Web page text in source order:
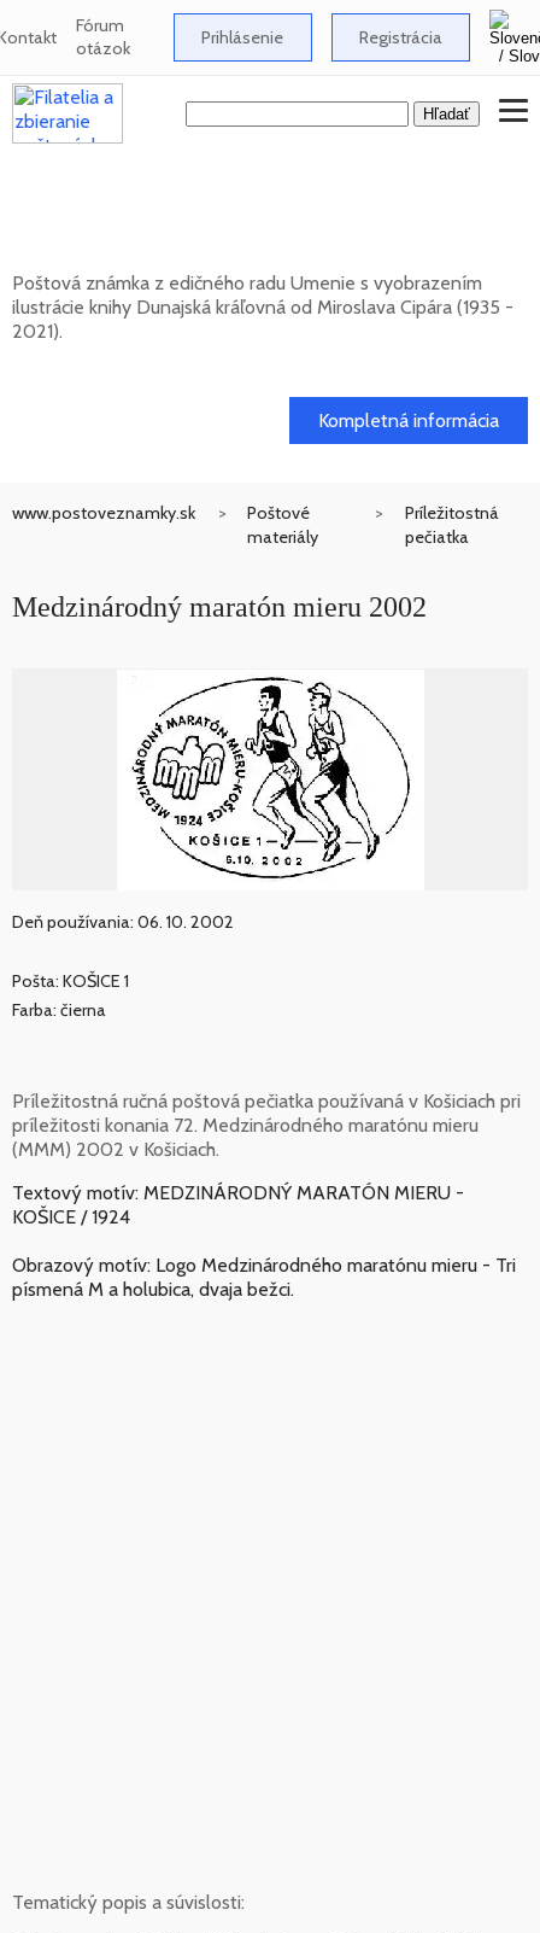
Fórum
otázok Prihlásenie Registrácia
Poštová známka z edičného radu Umenie s vyobrazením
ilustrácie knihy Dunajská kráľovná od Miroslava Cipára (1935 -
2021).
Kompletná informácia
www.postoveznamky.sk
Poštové
materiály
Príležitostná
pečiatka
Medzinárodný maratón mieru 2002
Deň používania: 06. 10. 2002
Pošta: KOŠICE 1
Farba: čierna
Príležitostná ručná poštová pečiatka používaná v Košiciach pri
príležitosti konania 72. Medzinárodného maratónu mieru
(MMM) 2002 v Košiciach.
Textový motív: MEDZINÁRODNÝ MARATÓN MIERU -
KOŠICE / 1924
Obrazový motív: Logo Medzinárodného maratónu mieru - Tri
písmená M a holubica, dvaja bežci.
Tematický popis a súvislosti: